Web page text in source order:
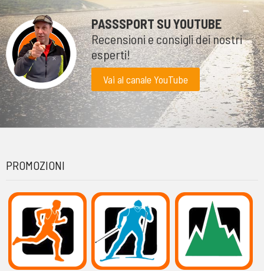
PASSSPORT SU YOUTUBE
Recensioni e consigli dei nostri
esperti!
Vai al canale YouTube
PROMOZIONI